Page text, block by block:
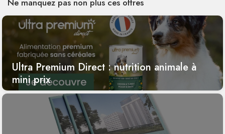
Ne manquez pas non plus ces offres
Ultra Premium Direct : nutrition animale à
mini prix